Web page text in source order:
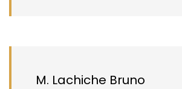
M. Lachiche Bruno